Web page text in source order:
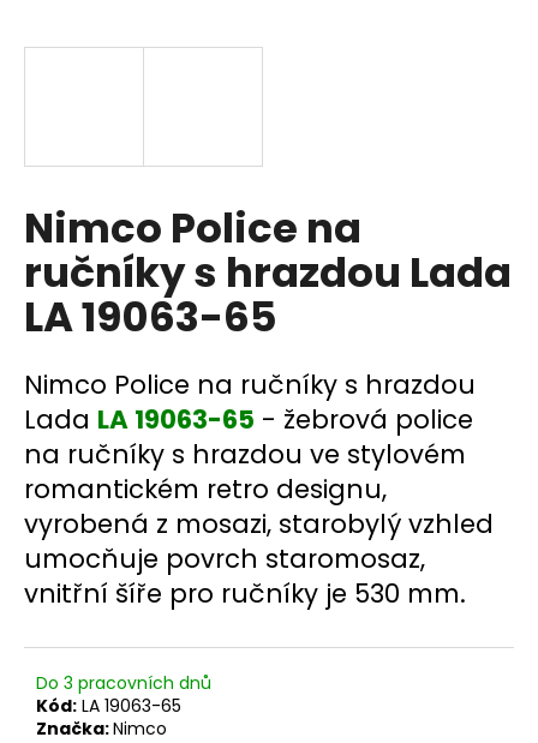
Nimco Police na
ručníky s hrazdou Lada
LA 19063-65
Nimco Police na ručníky s hrazdou
Lada LA 19063-65 - žebrová police
na ručníky s hrazdou ve stylovém
romantickém retro designu,
vyrobená z mosazi, starobylý vzhled
umocňuje povrch staromosaz,
vnitřní šíře pro ručníky je 530 mm.
Do 3 pracovních dnů
Kód: LA 19063-65
Značka:Nimco
j
?
HLEDAT
D
o
p
o
r
u
č
u
j
m
e